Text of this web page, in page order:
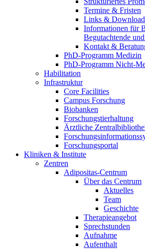
Termine & Fristen
Links &
Informationen für
Begutachtende
Kontakt &
PhD-Programm Medizin
PhD-Programm Nicht-
Habilitation
Infrastruktur
Core Facilities
Campus Forschung
Biobanken
Forschungstierhaltung
Ärztliche
Forschungsportal
Kliniken & Institute
Zentren
Adipositas-Centrum
Über das Centrum
Aktuelles
Team
Geschichte
Therapieangebot
Sprechstunden
Aufnahme
Aufenthalt